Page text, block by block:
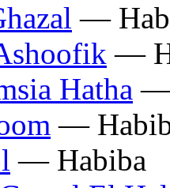
—
—
Hatha —
—
— Habiba